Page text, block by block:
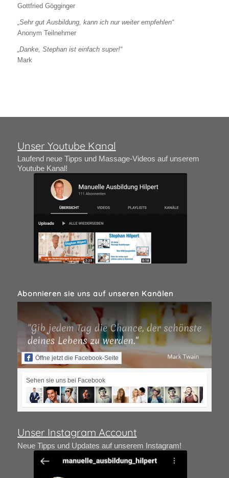
Gottfried Gögginger
„Sehr gut Ausbildung, kann ich nur weiter empfehlen“
Anonym Teilnehmer
„Danke, Stephan ist einfach super!“
Mark
Unser Youtube Kanal
Laufend neue Tipps und Massage-Videos auf unserem
Youtube Kanal!
Abonnieren sie uns auf unseren Kanälen
Öffne jetzt die Facebook-Seite
Sehen sie uns bei Facebook
Unser Instagram Account
Neue Tipps und Updates auf unserem Instagram!